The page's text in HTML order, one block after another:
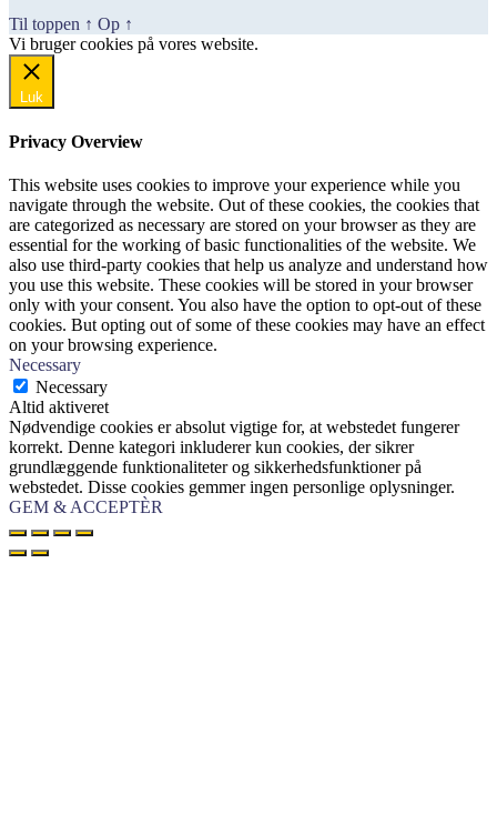
Til toppen ↑ Op ↑
Vi bruger cookies på vores website.
Luk
Privacy Overview
This website uses cookies to improve your experience while you
navigate through the website. Out of these cookies, the cookies that
are categorized as necessary are stored on your browser as they are
essential for the working of basic functionalities of the website. We
also use third-party cookies that help us analyze and understand how
you use this website. These cookies will be stored in your browser
only with your consent. You also have the option to opt-out of these
cookies. But opting out of some of these cookies may have an effect
on your browsing experience.
Necessary
Necessary
Altid aktiveret
Nødvendige cookies er absolut vigtige for, at webstedet fungerer
korrekt. Denne kategori inkluderer kun cookies, der sikrer
grundlæggende funktionaliteter og sikkerhedsfunktioner på
webstedet. Disse cookies gemmer ingen personlige oplysninger.
GEM & ACCEPTÈR